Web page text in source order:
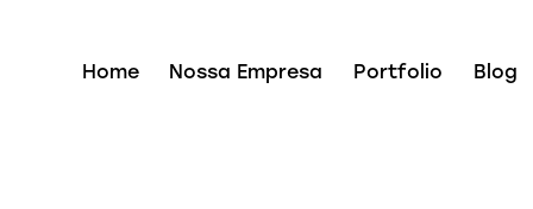
Home Nossa Empresa Portfolio Blog